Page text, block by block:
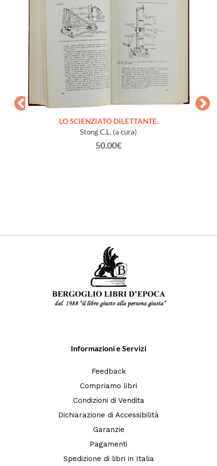
LO SCIENZIATO DILETTANTE.
Stong C.L. (a cura)
50.00€
Informazioni e Servizi
Feedback
Compriamo libri
Condizioni di Vendita
Dichiarazione di Accessibilità
Garanzie
Pagamenti
Spedizione di libri in Italia